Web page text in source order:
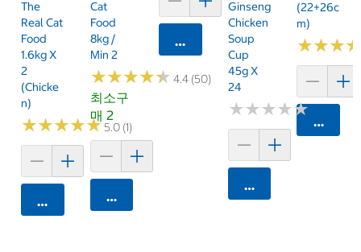
The
Real Cat
Food
1.6kg X
2
(Chicke
N)
★★★★★
★★★★★ 5.0 (1)
카트에 담기
Cat
Food
8kg /
Min 2
★★★★★
★★★★★ 4.4 (50)
최소구
매 2
카트에 담기
카트에 담기
Ginseng
Chicken
Soup
Cup
45g X
24
★★★★★
★★★★★
카트에 담기
(22+26c
M)
★★★
★★★
카트에